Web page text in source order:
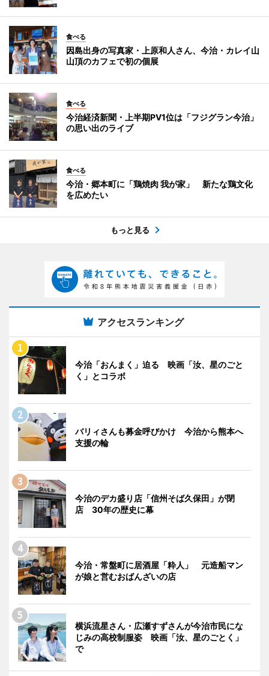
食べる
因島出身の写真家・上原和人さん、今治・カレイ山
山頂のカフェで初の個展
食べる
今治経済新聞・上半期PV1位は「フジグラン今治」
の思い出のライブ
食べる
今治・郷本町に「鶏焼肉 我が家」 新たな鶏文化
を広めたい
もっと見る
アクセスランキング
今治「おんまく」迫る 映画「汝、星のごと
く」とコラボ
バリィさんも募金呼びかけ 今治から熊本へ
支援の輪
今治のデカ盛り店「信州そば久保田」が閉
店 30年の歴史に幕
今治・常盤町に居酒屋「粋人」 元造船マン
が娘と営むおばんざいの店
横浜流星さん・広瀬すずさんが今治市民にな
じみの高校制服姿 映画「汝、星のごとく」
で